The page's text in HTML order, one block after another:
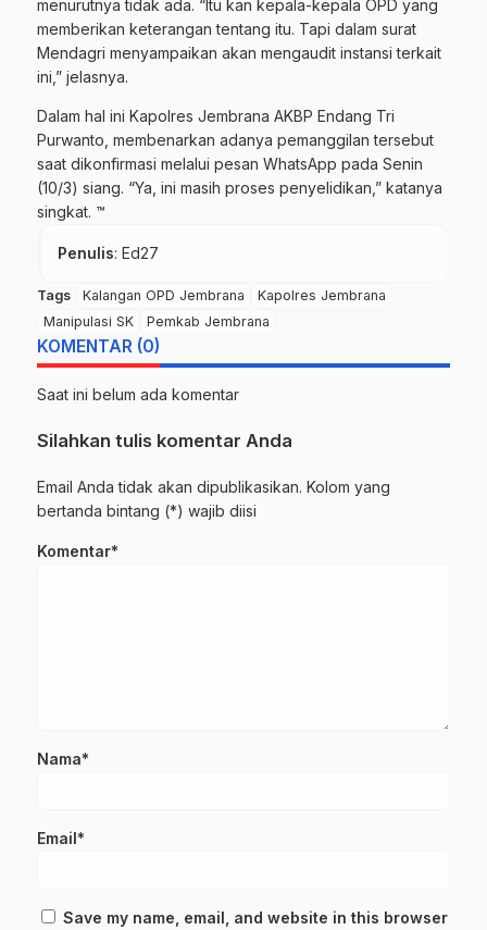
menurutnya tidak ada. “Itu kan kepala-kepala OPD yang
memberikan keterangan tentang itu. Tapi dalam surat
Mendagri menyampaikan akan mengaudit instansi terkait
ini,” jelasnya.
Dalam hal ini Kapolres Jembrana AKBP Endang Tri
Purwanto, membenarkan adanya pemanggilan tersebut
saat dikonfirmasi melalui pesan WhatsApp pada Senin
(10/3) siang. “Ya, ini masih proses penyelidikan,” katanya
singkat. ™
Penulis: Ed27
Tags Kalangan OPD Jembrana
Kapolres Jembrana
Manipulasi SK
Pemkab Jembrana
KOMENTAR (0)
Saat ini belum ada komentar
Silahkan tulis komentar Anda
Email Anda tidak akan dipublikasikan. Kolom yang
bertanda bintang (*) wajib diisi
Komentar*
Nama*
Email*
Save my name, email, and website in this browser